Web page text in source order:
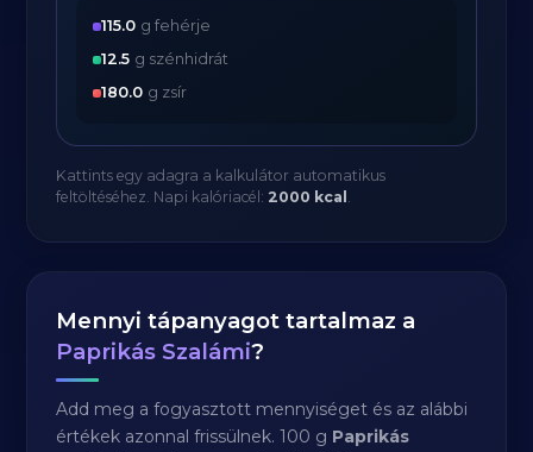
115.0 g fehérje
12.5 g szénhidrát
180.0 g zsír
Kattints egy adagra a kalkulátor automatikus
feltöltéséhez. Napi kalóriacél: 2000 kcal .
Mennyi tápanyagot tartalmaz a
Paprikás Szalámi?
Add meg a fogyasztott mennyiséget és az alábbi
értékek azonnal frissülnek. 100 g Paprikás